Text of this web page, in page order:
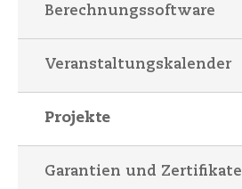
Berechnungssoftware
Veranstaltungskalender
Projekte
Garantien und Zertifikate